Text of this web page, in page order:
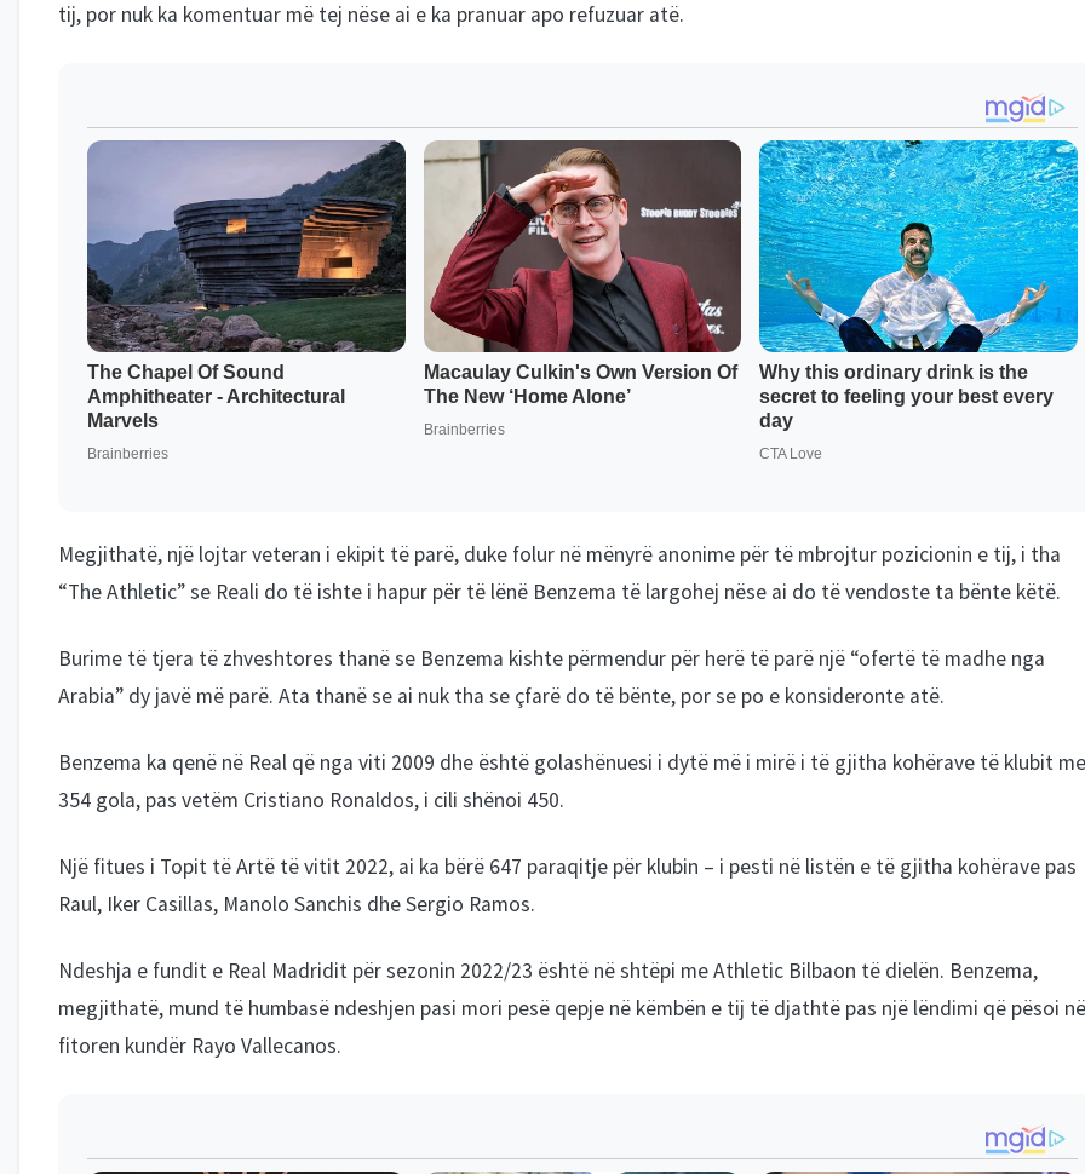
tij, por nuk ka komentuar më tej nëse ai e ka pranuar apo refuzuar atë.
Megjithatë, një lojtar veteran i ekipit të parë, duke folur në mënyrë anonime për të mbrojtur pozicionin e tij, i tha
“The Athletic” se Reali do të ishte i hapur për të lënë Benzema të largohej nëse ai do të vendoste ta bënte këtë.
Burime të tjera të zhveshtores thanë se Benzema kishte përmendur për herë të parë një “ofertë të madhe nga
Arabia” dy javë më parë. Ata thanë se ai nuk tha se çfarë do të bënte, por se po e konsideronte atë.
Benzema ka qenë në Real që nga viti 2009 dhe është golashënuesi i dytë më i mirë i të gjitha kohërave të klubit me
354 gola, pas vetëm Cristiano Ronaldos, i cili shënoi 450.
Një fitues i Topit të Artë të vitit 2022, ai ka bërë 647 paraqitje për klubin – i pesti në listën e të gjitha kohërave pas
Raul, Iker Casillas, Manolo Sanchis dhe Sergio Ramos.
Ndeshja e fundit e Real Madridit për sezonin 2022/23 është në shtëpi me Athletic Bilbaon të dielën. Benzema,
megjithatë, mund të humbasë ndeshjen pasi mori pesë qepje në këmbën e tij të djathtë pas një lëndimi që pësoi në
fitoren kundër Rayo Vallecanos.